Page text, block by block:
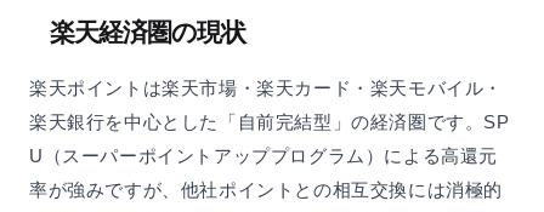
楽天経済圏の現状
楽天ポイントは楽天市場・楽天カード・楽天モバイル・
楽天銀行を中心とした「自前完結型」の経済圏です。SP
U（スーパーポイントアッププログラム）による高還元
率が強みですが、他社ポイントとの相互交換には消極的